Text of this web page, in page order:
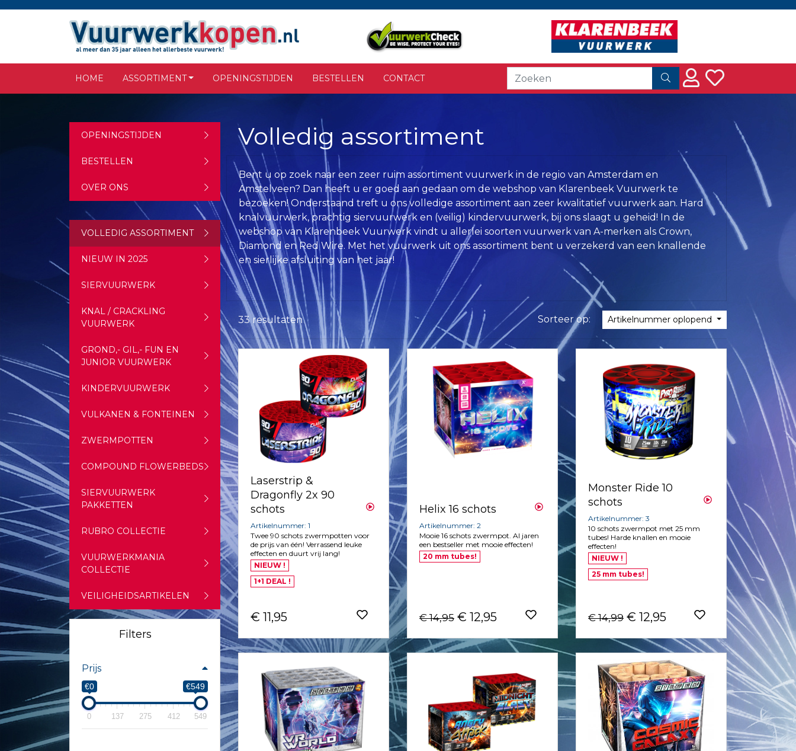
HOME ASSORTIMENT OPENINGSTIJDEN BESTELLEN CONTACT
OPENINGSTIJDEN
BESTELLEN
OVER ONS
VOLLEDIG ASSORTIMENT
NIEUW IN 2025
SIERVUURWERK
KNAL / CRACKLING
VUURWERK
GROND,- GIL,- FUN EN
JUNIOR VUURWERK
KINDERVUURWERK
VULKANEN & FONTEINEN
ZWERMPOTTEN
COMPOUND FLOWERBEDS
SIERVUURWERK
PAKKETTEN
RUBRO COLLECTIE
VUURWERKMANIA
COLLECTIE
VEILIGHEIDSARTIKELEN
Filters
Prijs
€0 €549
0 137 275 412 549
Volledig assortiment
Bent u op zoek naar een zeer ruim assortiment vuurwerk in de regio van Amsterdam en
Amstelveen? Dan heeft u er goed aan gedaan om de webshop van Klarenbeek Vuurwerk te
bezoeken! Onderstaand treft u ons volledige assortiment aan zeer kwalitatief vuurwerk aan. Hard
knalvuurwerk, prachtig siervuurwerk en (veilig) kindervuurwerk, bij ons slaagt u geheid! In de
webshop van Klarenbeek Vuurwerk vindt u allerlei soorten vuurwerk van A-merken als Crown,
Diamond en Red Wire. Met het vuurwerk uit ons assortiment bent u verzekerd van een knallende
en sierlijke afsluiting van het jaar!
33 resultaten Sorteer op: Artikelnummer oplopend
Laserstrip &
Dragonfly 2x 90
schots
Artikelnummer: 1
Twee 90 schots zwermpotten voor
de prijs van één! Verrassend leuke
effecten en duurt vrij lang!
NIEUW !
1+1 DEAL !
€ 11,95
Helix 16 schots
Artikelnummer: 2
Mooie 16 schots zwermpot. Al jaren
een bestseller met mooie effecten!
20 mm tubes!
€ 14,95 € 12,95
Monster Ride 10
schots
Artikelnummer: 3
10 schots zwermpot met 25 mm
tubes! Harde knallen en mooie
effecten!
NIEUW !
25 mm tubes!
€ 14,99 € 12,95